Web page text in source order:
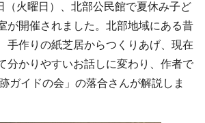
火曜日）、北部公民館で夏休み子ど
が開催されました。北部地域にある昔
手作りの紙芝居からつくりあげ、現在
分かりやすいお話しに変わり、作者で
ガイドの会」の落合さんが解説しま